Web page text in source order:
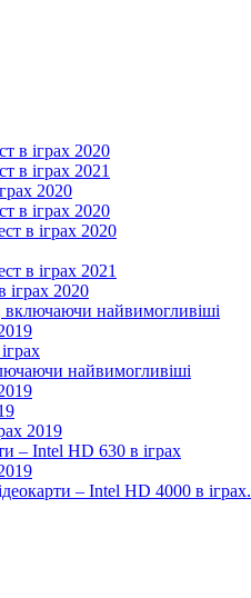
в іграх 2020
в іграх 2021
2020
в іграх 2020
в іграх 2020
в іграх 2021
2020
включаючи найвимогливіші
найвимогливіші
2019
– Intel HD 630 в іграх
– Intel HD 4000 в іграх.